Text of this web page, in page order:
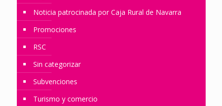
Noticia patrocinada por Caja Rural de Navarra
Promociones
RSC
Sin categorizar
Subvenciones
Turismo y comercio